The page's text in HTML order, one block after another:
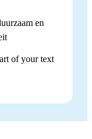
en
of your text